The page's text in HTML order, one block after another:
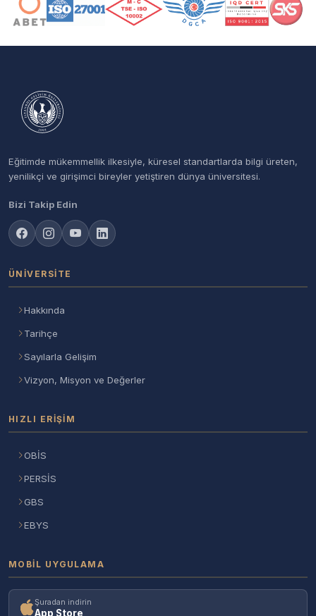
Eğitimde mükemmellik ilkesiyle, küresel standartlarda bilgi üreten,
yenilikçi ve girişimci bireyler yetiştiren dünya üniversitesi.
Bizi Takip Edin
ÜNIVERSITE
Hakkında
Tarihçe
Sayılarla Gelişim
Vizyon, Misyon ve Değerler
HIZLI ERIŞIM
OBİS
PERSİS
GBS
EBYS
MOBIL UYGULAMA
Şuradan indirin
App Store